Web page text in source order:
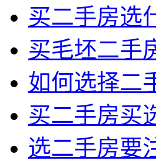
买二手房选
买毛坯二手
如何选择二
买二手房买
选二手房要